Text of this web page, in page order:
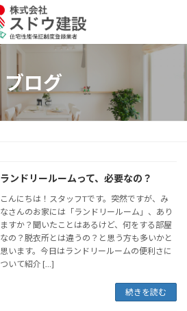
ブログ
ランドリールームって、必要なの？
こんにちは！スタッフTです。突然ですが、み
なさんのお家には「ランドリールーム」、あり
ますか？聞いたことはあるけど、何をする部屋
なの？脱衣所とは違うの？と思う方も多いかと
思います。今日はランドリールームの便利さに
ついて紹介 […]
続きを読む